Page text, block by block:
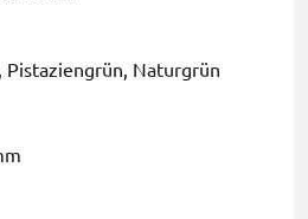
Pistaziengrün, Naturgrün